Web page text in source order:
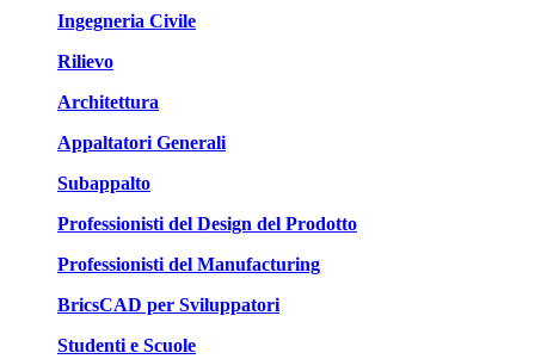
Ingegneria Civile
Rilievo
Architettura
Appaltatori Generali
Subappalto
Professionisti del Design del Prodotto
Professionisti del Manufacturing
BricsCAD per Sviluppatori
Studenti e Scuole